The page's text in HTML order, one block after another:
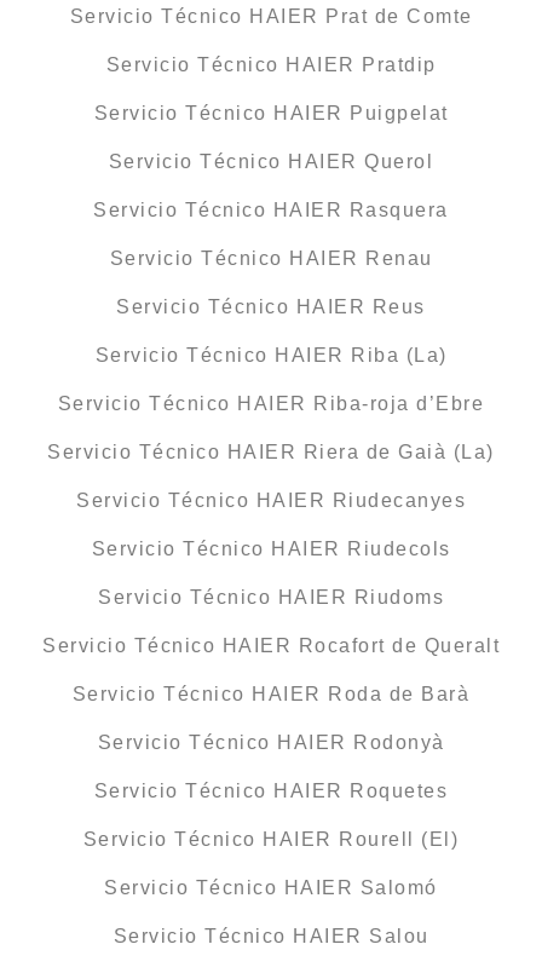
Servicio Técnico HAIER Prat de Comte
Servicio Técnico HAIER Pratdip
Servicio Técnico HAIER Puigpelat
Servicio Técnico HAIER Querol
Servicio Técnico HAIER Rasquera
Servicio Técnico HAIER Renau
Servicio Técnico HAIER Reus
Servicio Técnico HAIER Riba (La)
Servicio Técnico HAIER Riba-roja d’Ebre
Servicio Técnico HAIER Riera de Gaià (La)
Servicio Técnico HAIER Riudecanyes
Servicio Técnico HAIER Riudecols
Servicio Técnico HAIER Riudoms
Servicio Técnico HAIER Rocafort de Queralt
Servicio Técnico HAIER Roda de Barà
Servicio Técnico HAIER Rodonyà
Servicio Técnico HAIER Roquetes
Servicio Técnico HAIER Rourell (El)
Servicio Técnico HAIER Salomó
Servicio Técnico HAIER Salou